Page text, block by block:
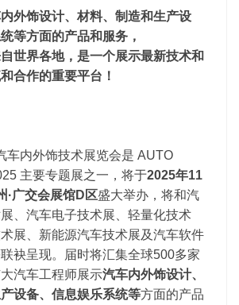
外饰设计、材料、制造和生产设
等方面的产品和服务，
世界各地，是一个展示最新技术和
合作的重要平台！
车内外饰技术展览会是 AUTO
主要专题展之一，将于2025年11
·广交会展馆D区盛大举办，将和汽
、汽车电子技术展、轻量化技术
展、新能源汽车技术展及汽车软件
袂呈现。届时将汇集全球500多家
汽车工程师展示汽车内外饰设计、
设备、信息娱乐系统等方面的产品